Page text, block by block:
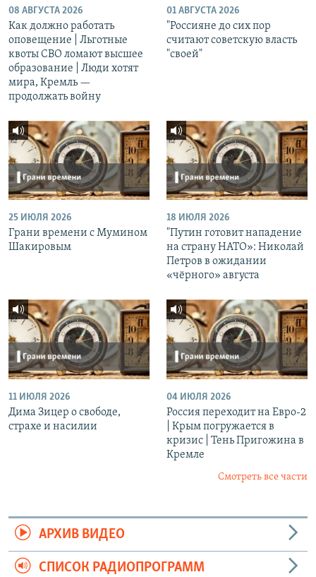
08 АВГУСТА 2026
Как должно работать
оповещение | Льготные
квоты СВО ломают высшее
образование | Люди хотят
мира, Кремль —
продолжать войну
01 АВГУСТА 2026
"Россияне до сих пор
считают советскую власть
"своей"
25 ИЮЛЯ 2026
Грани времени с Мумином
Шакировым
18 ИЮЛЯ 2026
"Путин готовит нападение
на страну НАТО»: Николай
Петров в ожидании
«чёрного» августа
11 ИЮЛЯ 2026
Дима Зицер о свободе,
страхе и насилии
04 ИЮЛЯ 2026
Россия переходит на Евро-2
| Крым погружается в
кризис | Тень Пригожина в
Кремле
Смотреть все части
АРХИВ ВИДЕО
СПИСОК РАДИОПРОГРАММ